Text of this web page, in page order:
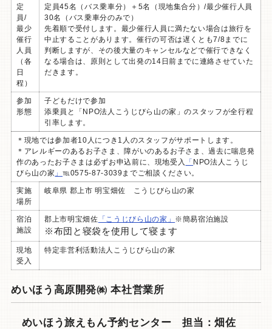
定
員/
最少
催行
人員
（各
日
程）
定員45名（バス乗車分）＋5名（現地集合分）/最少催行人員
30名（バス乗車分のみで）
先着順で受付します。最少催行人員に満たない場合は旅行を
中止することがあります。催行の可否は遅くとも7/8までに
判断しますが、その後大量のキャンセルなどで催行できなく
なる場合は、原則として出発の14日前までに連絡させていた
だきます。
参加
形態
子どもだけで参加
添乗員と「NPO法人こうじびら山の家」のスタッフが全行程
引率します。
＊現地では参加者10人につき1人のスタッフがサポートします。
＊アレルギーのあるお子さま、障がいのあるお子さま、過去に喘息発
作のあったお子さまは必ずお申込前に、現地受入
「 NPO法人こうじ
びら山の家 」℡0575-87-3039までご相談ください。
実施
場所
岐阜県 郡上市 明宝畑佐 こうじびら山の家
宿泊
施設
郡上市明宝畑佐 「こうじびら山の家」 ※簡易宿泊施設
※布団と寝袋を使用して寝ます
現地
受入
特定非営利活動法人こうじびら山の家
めいほう高原開発㈱ 本社営業所
めいほう旅えもん予約センター 担当：畑佐